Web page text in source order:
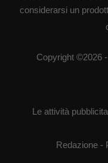
considerarsi un
Copyright ©2026
Le attività
Redazione -